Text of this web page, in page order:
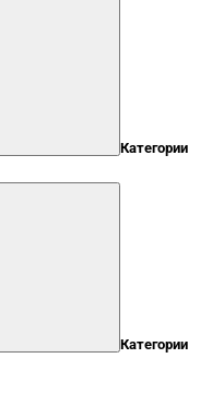
Категории
Категории